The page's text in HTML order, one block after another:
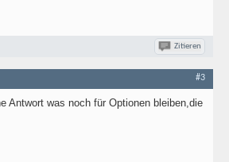
Zitieren
#3
Antwort was noch für Optionen bleiben,die